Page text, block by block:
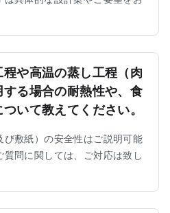
や高温の蒸し工程（肉
する場合の耐熱性や、食
いて教えてください。
び敷紙）の安全性はご説明可能
質問に関しては、ご対応は致し